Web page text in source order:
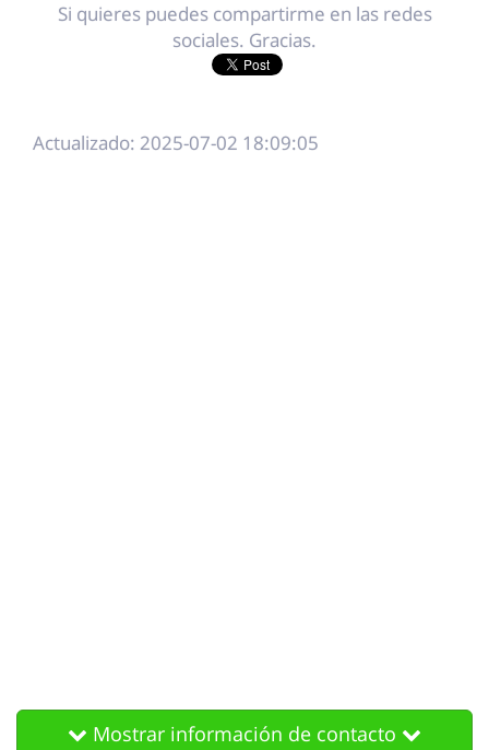
Si quieres puedes compartirme en las redes
sociales. Gracias.
Actualizado: 2025-07-02 18:09:05
Mostrar información de contacto